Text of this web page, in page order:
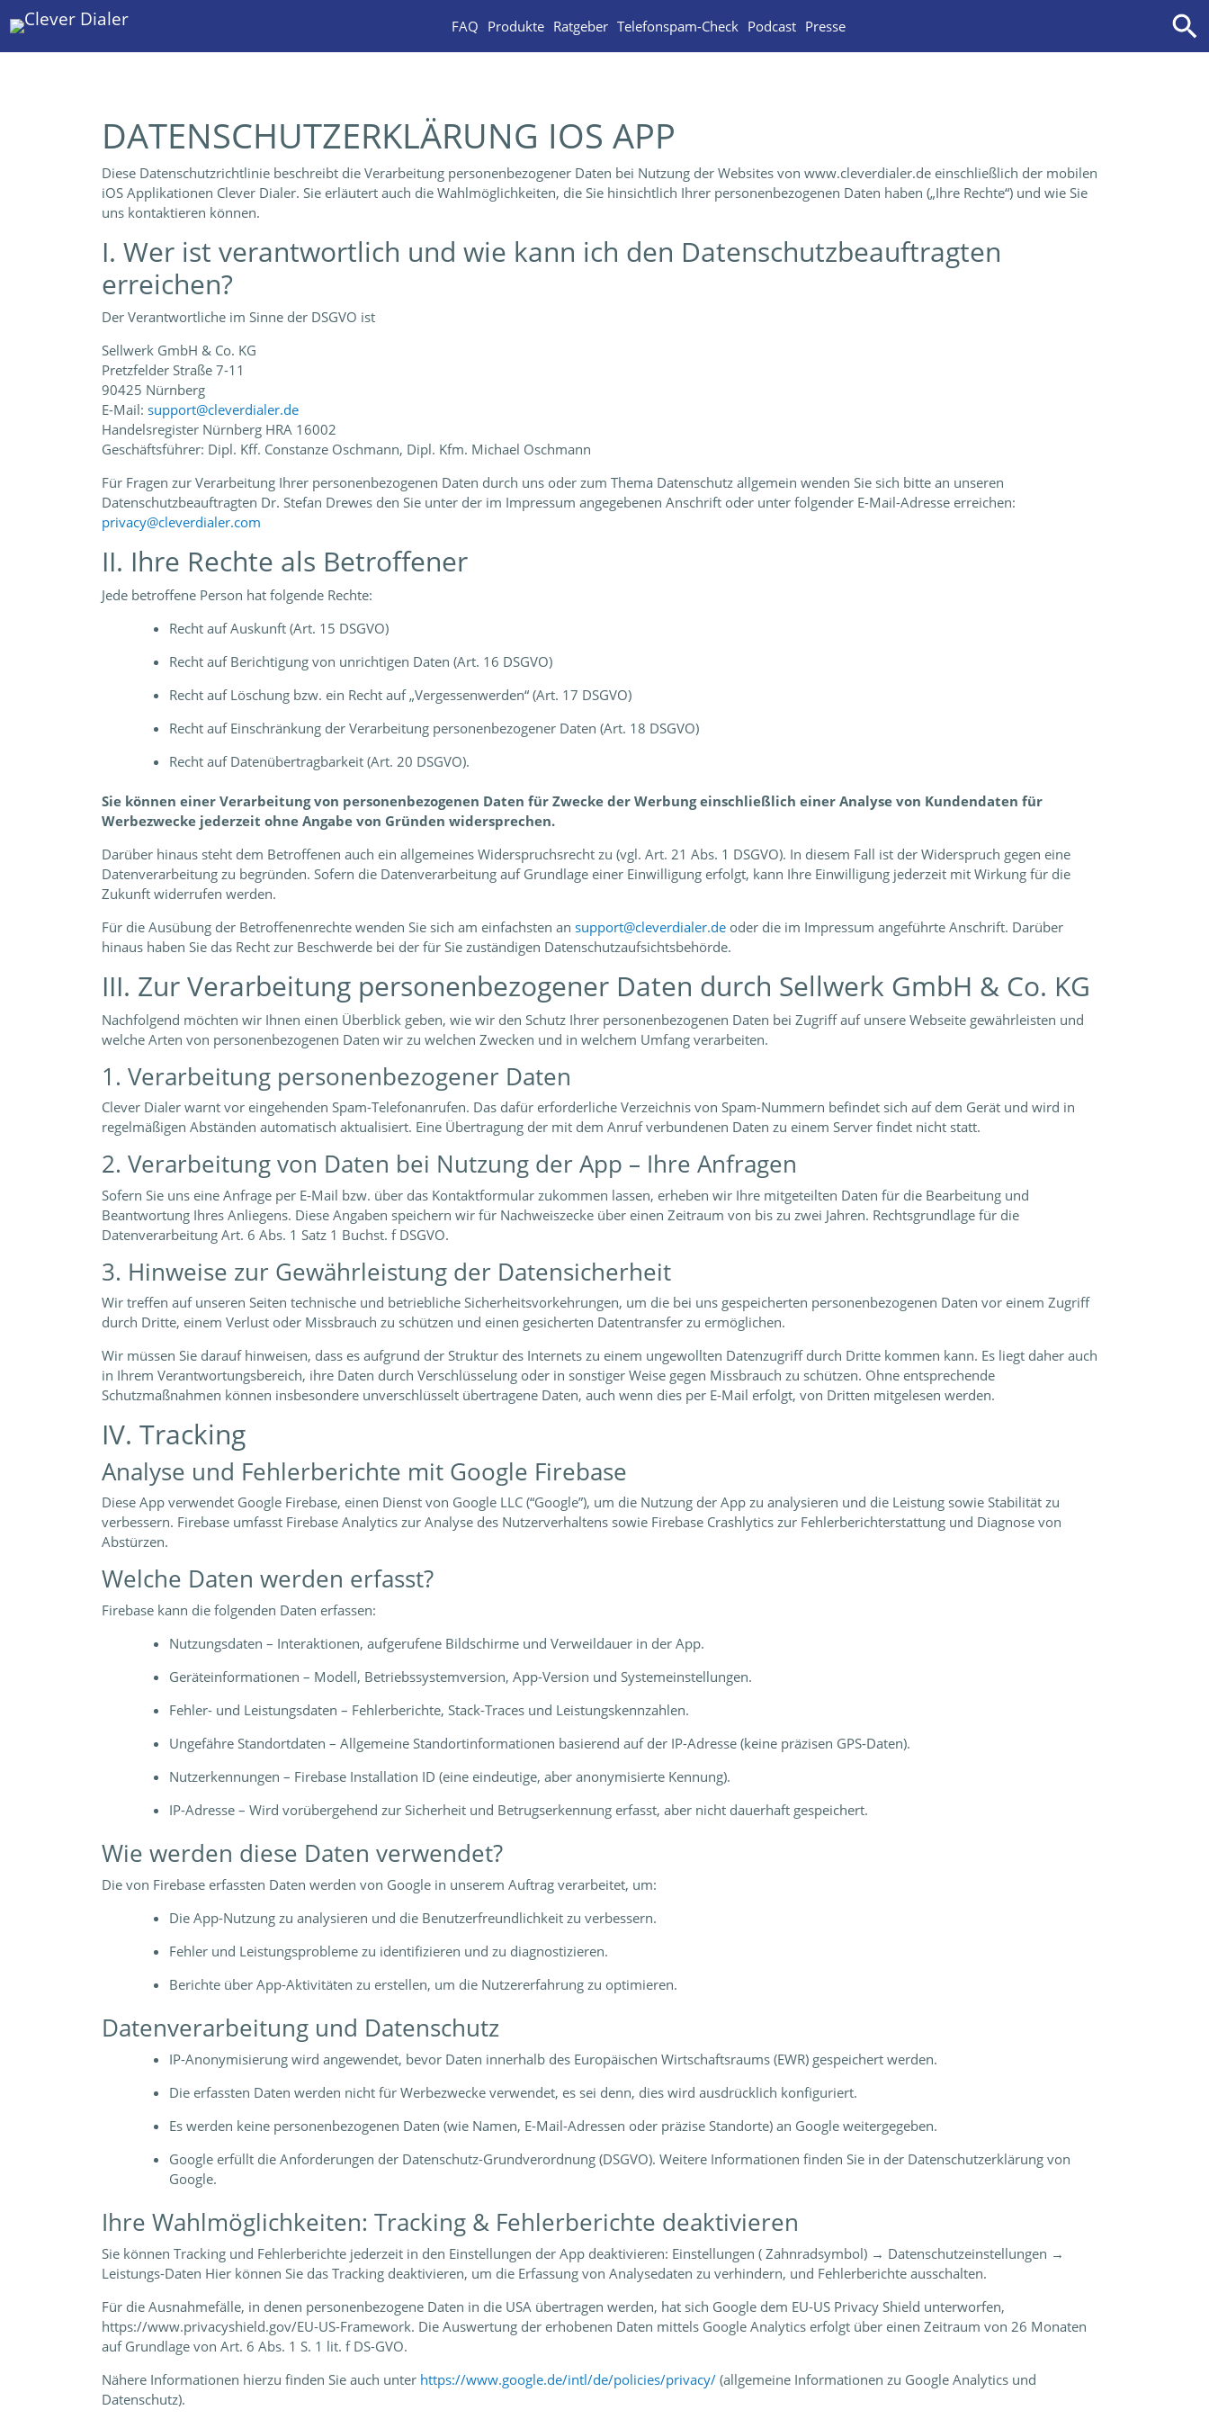
FAQ Produkte Ratgeber Telefonspam-Check Podcast Presse
DATENSCHUTZERKLÄRUNG IOS APP
Diese Datenschutzrichtlinie beschreibt die Verarbeitung personenbezogener Daten bei Nutzung der Websites von www.cleverdialer.de einschließlich der mobilen
iOS Applikationen Clever Dialer. Sie erläutert auch die Wahlmöglichkeiten, die Sie hinsichtlich Ihrer personenbezogenen Daten haben („Ihre Rechte“) und wie Sie
uns kontaktieren können.
I. Wer ist verantwortlich und wie kann ich den Datenschutzbeauftragten
erreichen?
Der Verantwortliche im Sinne der DSGVO ist
Sellwerk GmbH & Co. KG
Pretzfelder Straße 7-11
90425 Nürnberg
E-Mail:support@cleverdialer.de
Handelsregister Nürnberg HRA 16002
Geschäftsführer: Dipl. Kff. Constanze Oschmann, Dipl. Kfm. Michael Oschmann
Für Fragen zur Verarbeitung Ihrer personenbezogenen Daten durch uns oder zum Thema Datenschutz allgemein wenden Sie sich bitte an unseren
Datenschutzbeauftragten Dr. Stefan Drewes den Sie unter der im Impressum angegebenen Anschrift oder unter folgender E-Mail-Adresse erreichen:
privacy@cleverdialer.com
II. Ihre Rechte als Betroffener
Jede betroffene Person hat folgende Rechte:
Recht auf Auskunft (Art. 15 DSGVO)
Recht auf Berichtigung von unrichtigen Daten (Art. 16 DSGVO)
Recht auf Löschung bzw. ein Recht auf „Vergessenwerden“ (Art. 17 DSGVO)
Recht auf Einschränkung der Verarbeitung personenbezogener Daten (Art. 18 DSGVO)
Recht auf Datenübertragbarkeit (Art. 20 DSGVO).
Sie können einer Verarbeitung von personenbezogenen Daten für Zwecke der Werbung einschließlich einer Analyse von Kundendaten für
Werbezwecke jederzeit ohne Angabe von Gründen widersprechen.
Darüber hinaus steht dem Betroffenen auch ein allgemeines Widerspruchsrecht zu (vgl. Art. 21 Abs. 1 DSGVO). In diesem Fall ist der Widerspruch gegen eine
Datenverarbeitung zu begründen. Sofern die Datenverarbeitung auf Grundlage einer Einwilligung erfolgt, kann Ihre Einwilligung jederzeit mit Wirkung für die
Zukunft widerrufen werden.
Für die Ausübung der Betroffenenrechte wenden Sie sich am einfachsten ansupport@cleverdialer.de oder die im Impressum angeführte Anschrift. Darüber
hinaus haben Sie das Recht zur Beschwerde bei der für Sie zuständigen Datenschutzaufsichtsbehörde.
III. Zur Verarbeitung personenbezogener Daten durch Sellwerk GmbH & Co. KG
Nachfolgend möchten wir Ihnen einen Überblick geben, wie wir den Schutz Ihrer personenbezogenen Daten bei Zugriff auf unsere Webseite gewährleisten und
welche Arten von personenbezogenen Daten wir zu welchen Zwecken und in welchem Umfang verarbeiten.
1. Verarbeitung personenbezogener Daten
Clever Dialer warnt vor eingehenden Spam-Telefonanrufen. Das dafür erforderliche Verzeichnis von Spam-Nummern befindet sich auf dem Gerät und wird in
regelmäßigen Abständen automatisch aktualisiert. Eine Übertragung der mit dem Anruf verbundenen Daten zu einem Server findet nicht statt.
2. Verarbeitung von Daten bei Nutzung der App – Ihre Anfragen
Sofern Sie uns eine Anfrage per E-Mail bzw. über das Kontaktformular zukommen lassen, erheben wir Ihre mitgeteilten Daten für die Bearbeitung und
Beantwortung Ihres Anliegens. Diese Angaben speichern wir für Nachweiszecke über einen Zeitraum von bis zu zwei Jahren. Rechtsgrundlage für die
Datenverarbeitung Art. 6 Abs. 1 Satz 1 Buchst. f DSGVO.
3. Hinweise zur Gewährleistung der Datensicherheit
Wir treffen auf unseren Seiten technische und betriebliche Sicherheitsvorkehrungen, um die bei uns gespeicherten personenbezogenen Daten vor einem Zugriff
durch Dritte, einem Verlust oder Missbrauch zu schützen und einen gesicherten Datentransfer zu ermöglichen.
Wir müssen Sie darauf hinweisen, dass es aufgrund der Struktur des Internets zu einem ungewollten Datenzugriff durch Dritte kommen kann. Es liegt daher auch
in Ihrem Verantwortungsbereich, ihre Daten durch Verschlüsselung oder in sonstiger Weise gegen Missbrauch zu schützen. Ohne entsprechende
Schutzmaßnahmen können insbesondere unverschlüsselt übertragene Daten, auch wenn dies per E-Mail erfolgt, von Dritten mitgelesen werden.
IV. Tracking
Analyse und Fehlerberichte mit Google Firebase
Diese App verwendet Google Firebase, einen Dienst von Google LLC (“Google”), um die Nutzung der App zu analysieren und die Leistung sowie Stabilität zu
verbessern. Firebase umfasst Firebase Analytics zur Analyse des Nutzerverhaltens sowie Firebase Crashlytics zur Fehlerberichterstattung und Diagnose von
Abstürzen.
Welche Daten werden erfasst?
Firebase kann die folgenden Daten erfassen:
Nutzungsdaten – Interaktionen, aufgerufene Bildschirme und Verweildauer in der App.
Geräteinformationen – Modell, Betriebssystemversion, App-Version und Systemeinstellungen.
Fehler- und Leistungsdaten – Fehlerberichte, Stack-Traces und Leistungskennzahlen.
Ungefähre Standortdaten – Allgemeine Standortinformationen basierend auf der IP-Adresse (keine präzisen GPS-Daten).
Nutzerkennungen – Firebase Installation ID (eine eindeutige, aber anonymisierte Kennung).
IP-Adresse – Wird vorübergehend zur Sicherheit und Betrugserkennung erfasst, aber nicht dauerhaft gespeichert.
Wie werden diese Daten verwendet?
Die von Firebase erfassten Daten werden von Google in unserem Auftrag verarbeitet, um:
Die App-Nutzung zu analysieren und die Benutzerfreundlichkeit zu verbessern.
Fehler und Leistungsprobleme zu identifizieren und zu diagnostizieren.
Berichte über App-Aktivitäten zu erstellen, um die Nutzererfahrung zu optimieren.
Datenverarbeitung und Datenschutz
IP-Anonymisierung wird angewendet, bevor Daten innerhalb des Europäischen Wirtschaftsraums (EWR) gespeichert werden.
Die erfassten Daten werden nicht für Werbezwecke verwendet, es sei denn, dies wird ausdrücklich konfiguriert.
Es werden keine personenbezogenen Daten (wie Namen, E-Mail-Adressen oder präzise Standorte) an Google weitergegeben.
Google erfüllt die Anforderungen der Datenschutz-Grundverordnung (DSGVO). Weitere Informationen finden Sie in der Datenschutzerklärung von
Google.
Ihre Wahlmöglichkeiten: Tracking & Fehlerberichte deaktivieren
Sie können Tracking und Fehlerberichte jederzeit in den Einstellungen der App deaktivieren: Einstellungen ( Zahnradsymbol) → Datenschutzeinstellungen →
Leistungs-Daten Hier können Sie das Tracking deaktivieren, um die Erfassung von Analysedaten zu verhindern, und Fehlerberichte ausschalten.
Für die Ausnahmefälle, in denen personenbezogene Daten in die USA übertragen werden, hat sich Google dem EU-US Privacy Shield unterworfen,
https://www.privacyshield.gov/EU-US-Framework. Die Auswertung der erhobenen Daten mittels Google Analytics erfolgt über einen Zeitraum von 26 Monaten
auf Grundlage von Art. 6 Abs. 1 S. 1 lit. f DS-GVO.
Nähere Informationen hierzu finden Sie auch unter https://www.google.de/intl/de/policies/privacy/ (allgemeine Informationen zu Google Analytics und
Datenschutz).